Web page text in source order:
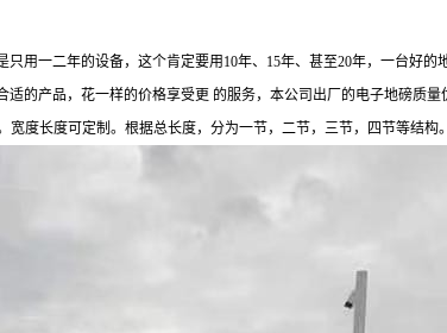
只用一二年的设备，这个肯定要用 10年、15年、甚至20年，一台好
的产品，花一样的价格享受更 的服务，本公司出厂的电子地磅质量
度长度可定制。根据总长度，分为一节，二节，三节，四节等结构。